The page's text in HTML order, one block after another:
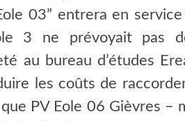
03” entrera en
3 ne prévoyait pas
au bureau d’études
les coûts de
PV Eole 06 Gièvres –